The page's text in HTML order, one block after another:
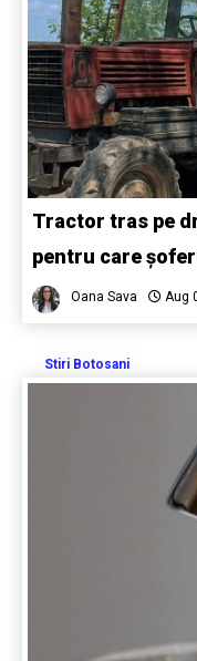
Tractor tras pe
pentru care
Oana Sava Aug
Stiri Botosani